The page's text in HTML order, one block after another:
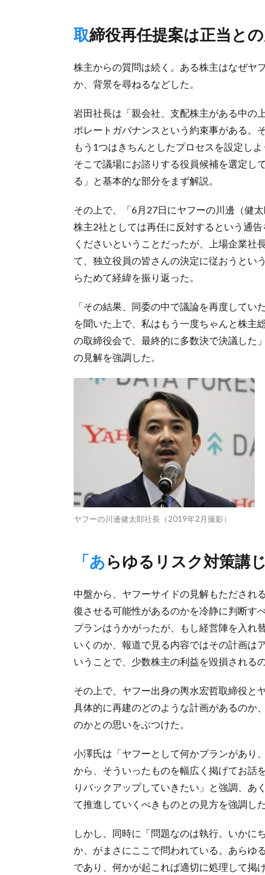
取締役再任提案は正当と
株主からの質問は続く。ある株主はなぜヤ
か、背景を尋ねるなどした。
岩田社長は「親会社、支配株主がある中の
ポレートガバナンスという約束事がある。
もう1つはきちんとしたプロセスを設定し
そこで議場にお諮りする役員候補を選定し
る」と基本的な部分をまず解説。
その上で、「6月27日にヤフーの川邊（健
株主2社としては再任に反対するという通
くださいということだったが、上場企業社
て、独立役員の皆さんの決定に従おうとい
らためて経緯を振り返った。
「その結果、同委の中で議論を再度して
を聞いた上で、私はもう一度ちゃんと株主
の取締役会で、最終的に多数決で決議した
の見解を強調した。
ヤフーの川邊健太郎社長（2019年2月撮影）
「あらゆるリスク対策
中盤から、ヤフーサイドの見解もただされ
復させる可能性があるのかを冷静に判断す
プランはうかがったが、もし経営陣を入れ
いくのか、報道で見る内容ではその計画は
いうことで、少数株主の利益を毀損される
その上で、ヤフー出身の輿水宏哲取締役と
具体的に再建のどのような計画があるのか
のかとの思いをぶつけた。
小澤氏は「ヤフーとして何かプランがあり
から、そういったものを幅広く掲げてお話
りバックアップしていきたい」と強調、あ
て推進していくべきものとの見方を強調した
しかし、同時に「問題なのは執行。いかに
か、がまさにここで問われている。あらゆ
であり、何かが起これば適切に処理して掲